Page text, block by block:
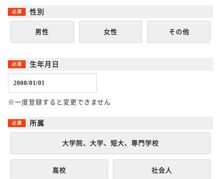
性別
男性 女性 その他
生年月日
※一度登録すると変更できません
所属
大学院、大学、短大、専門学校
高校 社会人